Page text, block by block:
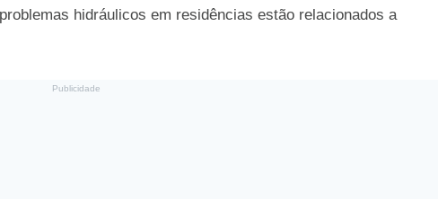
hidráulicos em residências estão relacionados a
Publicidade